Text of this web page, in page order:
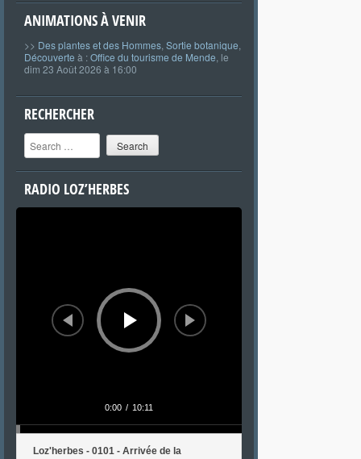
ANIMATIONS À VENIR
>> Des plantes et des Hommes Sortie botanique
Découverte à :Office du tourisme de Mende , le
dim 23 Août 2026 à 16:00
RECHERCHER
Search
RADIO LOZ’HERBES
Lecteur
0:00 / 10:11
Loz'herbes - 0101 - Arrivée de la